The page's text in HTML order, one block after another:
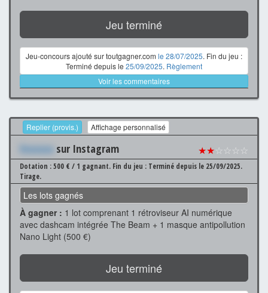
Jeu terminé
Jeu-concours ajouté sur toutgagner.com le 28/07/2025. Fin du jeu :
Terminé depuis le 25/09/2025. Règlement
Voir les commentaires
Replier (provis.) Affichage personnalisé
Xxxxxxx sur Instagram ★★☆☆☆☆
Dotation : 500 € / 1 gagnant. Fin du jeu : Terminé depuis le 25/09/2025.
Tirage.
Les lots gagnés
À gagner : 1 lot comprenant 1 rétroviseur AI numérique
avec dashcam intégrée The Beam + 1 masque antipollution
Nano Light (500 €)
Jeu terminé